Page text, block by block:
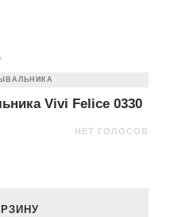
Vivi Felice 0330
НЕТ ГОЛОСОВ